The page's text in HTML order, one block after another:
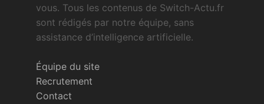
vous. Tous les contenus de Switch-Actu.fr
sont rédigés par notre équipe, sans
assistance d’intelligence artificielle.
Équipe du site
Recrutement
Contact